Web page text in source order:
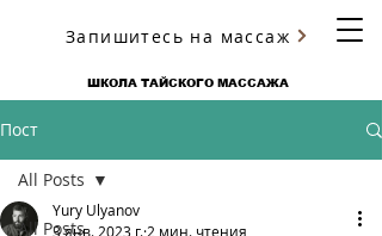
ШКОЛА ТАЙСКОГО МАССАЖА
ЮРИЯ УЛЬЯНОВА
Запишитесь на массаж
Пост
All Posts
All Posts
Yury Ulyanov
3 янв. 2023 г. 2 мин. чтения